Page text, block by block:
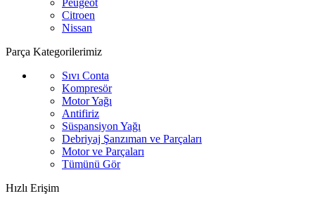
Peugeot
Citroen
Nissan
Parça Kategorilerimiz
Sıvı Conta
Kompresör
Motor Yağı
Antifiriz
Süspansiyon Yağı
Debriyaj Şanzıman ve Parçaları
Motor ve Parçaları
Tümünü Gör
Hızlı Erişim